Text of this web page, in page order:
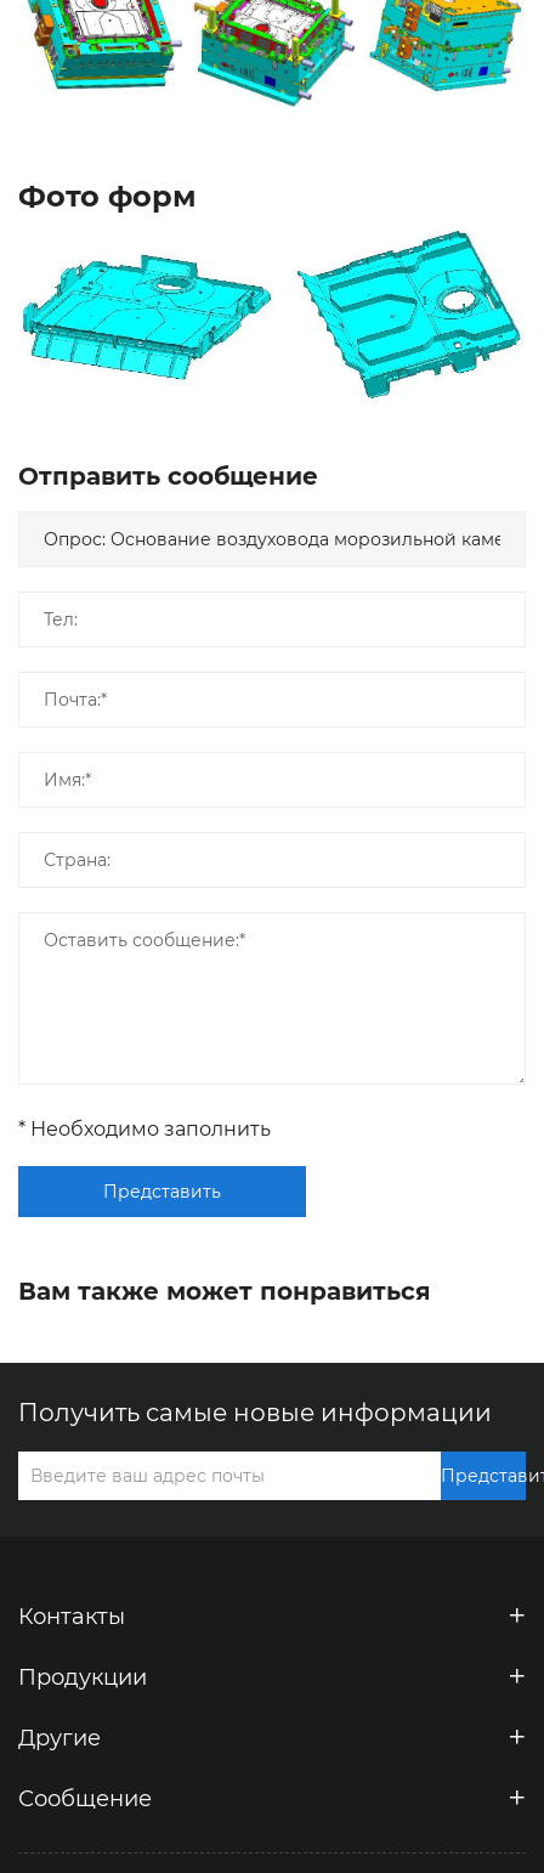
Фото форм
Отправить сообщение
* Необходимо заполнить
Представить
Вам также может понравиться
Получить самые новые информации
Контакты
Продукции
Другие
Сообщение